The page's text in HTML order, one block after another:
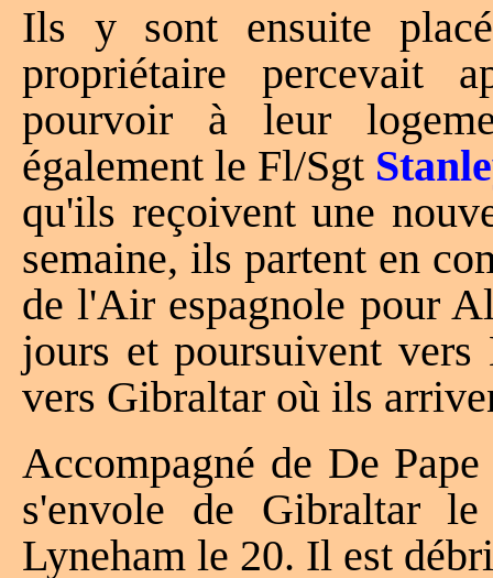
Ils y sont ensuite
propriétaire percevait
pourvoir à leur
également le Fl/Sgt
qu'ils reçoivent une
semaine, ils partent en
de l'Air espagnole pour
jours et poursuivent
vers Gibraltar où ils
Accompagné de De
s'envole de Gibraltar
Lyneham le 20. Il est